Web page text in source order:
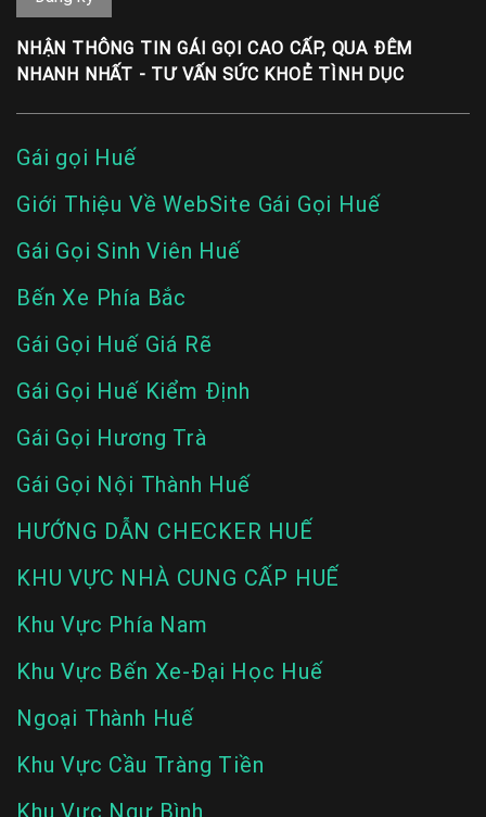
NHẬN THÔNG TIN GÁI GỌI CAO CẤP, QUA ĐÊM
NHANH NHẤT - TƯ VẤN SỨC KHOẺ TÌNH DỤC
Gái gọi Huế
Giới Thiệu Về WebSite Gái Gọi Huế
Gái Gọi Sinh Viên Huế
Bến Xe Phía Bắc
Gái Gọi Huế Giá Rẽ
Gái Gọi Huế Kiểm Định
Gái Gọi Hương Trà
Gái Gọi Nội Thành Huế
HƯỚNG DẪN CHECKER HUẾ
KHU VỰC NHÀ CUNG CẤP HUẾ
Khu Vực Phía Nam
Khu Vực Bến Xe-Đại Học Huế
Ngoại Thành Huế
Khu Vực Cầu Tràng Tiền
Khu Vực Ngự Bình